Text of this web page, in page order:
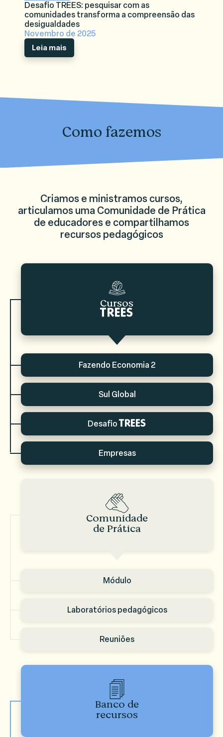
Desafio TREES: pesquisar com as
comunidades transforma a compreensão das
desigualdades
Novembro de 2025
Leia mais
Como fazemos
Criamos e ministramos cursos,
articulamos uma Comunidade de Prática
de educadores e compartilhamos
recursos pedagógicos
Cursos
TREES
Fazendo Economia 2
Sul Global
Desafio TREES
Empresas
Comunidade
de Prática
Módulo
Laboratórios pedagógicos
Reuniões
Banco de
recursos